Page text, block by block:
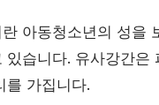
아동청소년의 성을
있습니다. 유사강간
를 가집니다.